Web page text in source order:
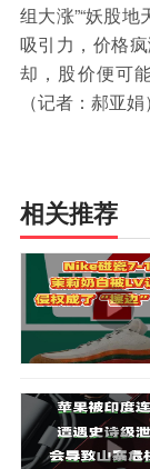
今日快评
与老板对话
金融科技
组大涨”“妖股
吸引力，价格
却，股价便可
（记者：郝亚娟）
相关推荐